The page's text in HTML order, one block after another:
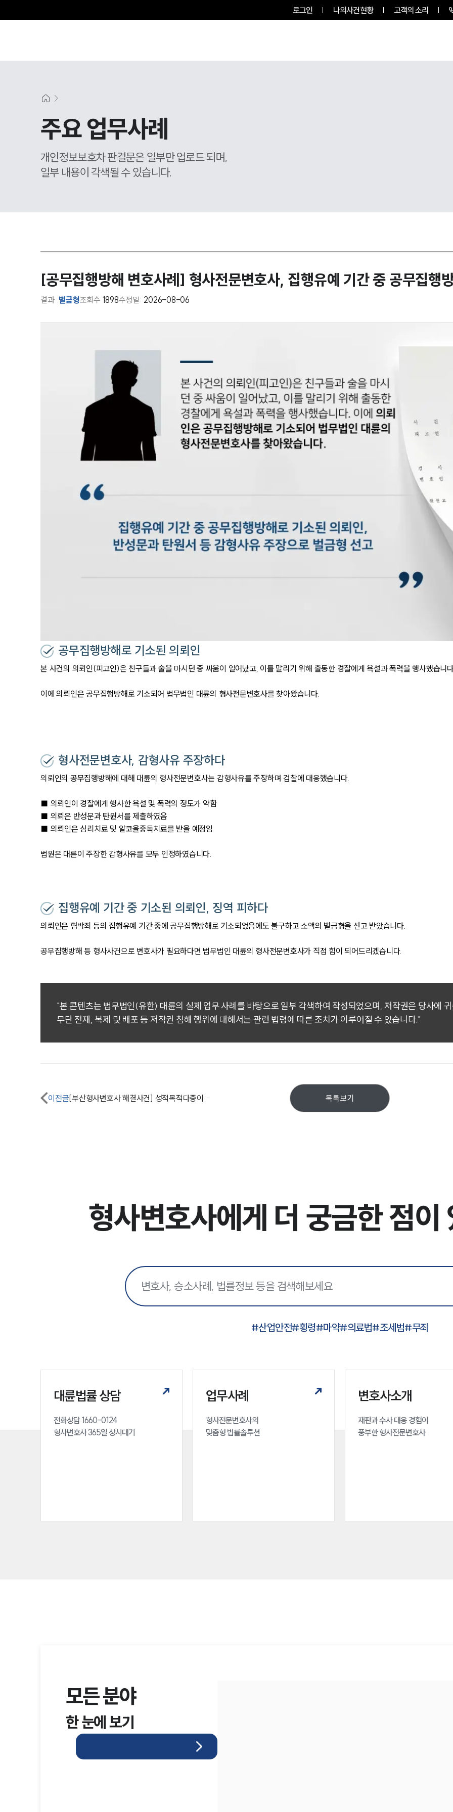
로그인 나의사건현황 고객의 소리
주요 업무사례
개인정보보호차 판결문은 일부만 업로드 되며,
일부 내용이 각색될 수 있습니다.
[공무집행방해 변호사례] 형사전문변호사, 집행유예 기간 중 공무집행
결과 벌금형조회수 1898수정일: 2026-08-06
공무집행방해로 기소된 의뢰인
본 사건의 의뢰인(피고인)은 친구들과 술을 마시던 중 싸움이 일어났고, 이를 말리기 위해 출동한 경찰에게 욕설과 폭력을 행사했습니
이에 의뢰인은 공무집행방해로 기소되어 법무법인 대륜의 형사전문변호사를 찾아왔습니다.
형사전문변호사, 감형사유 주장하다
의뢰인의 공무집행방해에 대해 대륜의 형사전문변호사는 감형사유를 주장하며 검찰에 대응했습니다.
■ 의뢰인이 경찰에게 행사한 욕설 및 폭력의 정도가 약함
■ 의뢰은 반성문과 탄원서를 제출하였음
■ 의뢰인은 심리치료 및 알코올중독치료를 받을 예정임
법원은 대륜이 주장한 감형사유를 모두 인정하였습니다.
집행유예 기간 중 기소된 의뢰인, 징역 피하다
의뢰인은 협박죄 등의 집행유예 기간 중에 공무집행방해로 기소되었음에도 불구하고 소액의 벌금형을 선고 받았습니다.
공무집행방해 등 형사사건으로 변호사가 필요하다면 법무법인 대륜의 형사전문변호사가 직접 힘이 되어드리겠습니다.
"본 콘텐츠는 법무법인(유한) 대륜의 실제 업무 사례를 바탕으로 일부 각색하여 작성되었으며, 저작권은 당사에
무단 전재, 복제 및 배포 등 저작권 침해 행위에 대해서는 관련 법령에 따른 조치가 이루어질 수 있습니다."
이전글 [부산형사변호사 해결사건] 성적목적다중이용장소침입 및 몰카범처벌 집행유예 받아내 목록보기
형사변호사에게 더 궁금한 점
#산업안전#횡령#마약#의료법#조세범#무죄
대륜법률 상담
전화상담 1660-0124
형사변호사 365일 상시대기
업무사례
형사전문변호사의
맞춤형 법률솔루션
변호사소개
재판과 수사 대응 경험이
풍부한 형사전문변호사
모든 분야
한 눈에 보기